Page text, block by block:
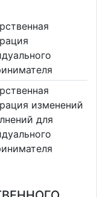
изменений
для